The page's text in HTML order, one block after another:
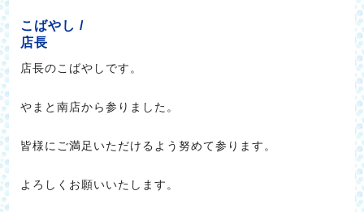
こばやし /
店長
店長のこばやしです。
やまと南店から参りました。
皆様にご満足いただけるよう努めて参ります。
よろしくお願いいたします。